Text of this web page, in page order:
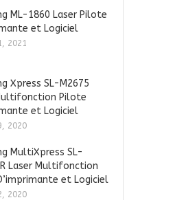
ML-1860 Laser Pilote
et Logiciel
2021
Xpress SL-M2675
Pilote
et Logiciel
2020
MultiXpress SL-
Laser Multifonction
et Logiciel
2020